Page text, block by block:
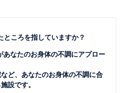
ころを指していますか？
なたのお身体の不調にアプロー
ど、あなたのお身体の不調に合
設です。